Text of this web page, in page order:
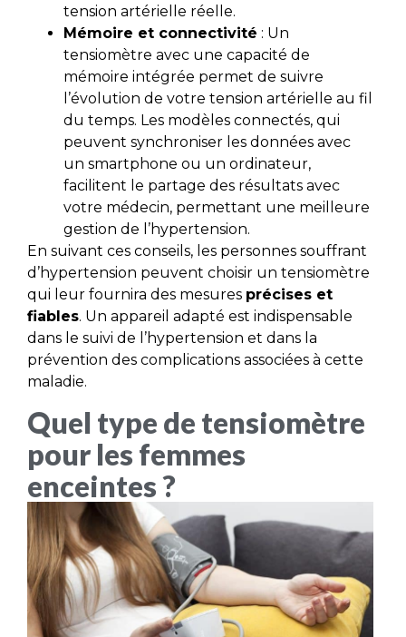
tension artérielle réelle.
Mémoire et connectivité : Un
tensiomètre avec une capacité de
mémoire intégrée permet de suivre
l’évolution de votre tension artérielle au fil
du temps. Les modèles connectés, qui
peuvent synchroniser les données avec
un smartphone ou un ordinateur,
facilitent le partage des résultats avec
votre médecin, permettant une meilleure
gestion de l’hypertension.
En suivant ces conseils, les personnes souffrant
d’hypertension peuvent choisir un tensiomètre
qui leur fournira des mesures précises et
fiables. Un appareil adapté est indispensable
dans le suivi de l’hypertension et dans la
prévention des complications associées à cette
maladie.
Quel type de tensiomètre
pour les femmes
enceintes ?